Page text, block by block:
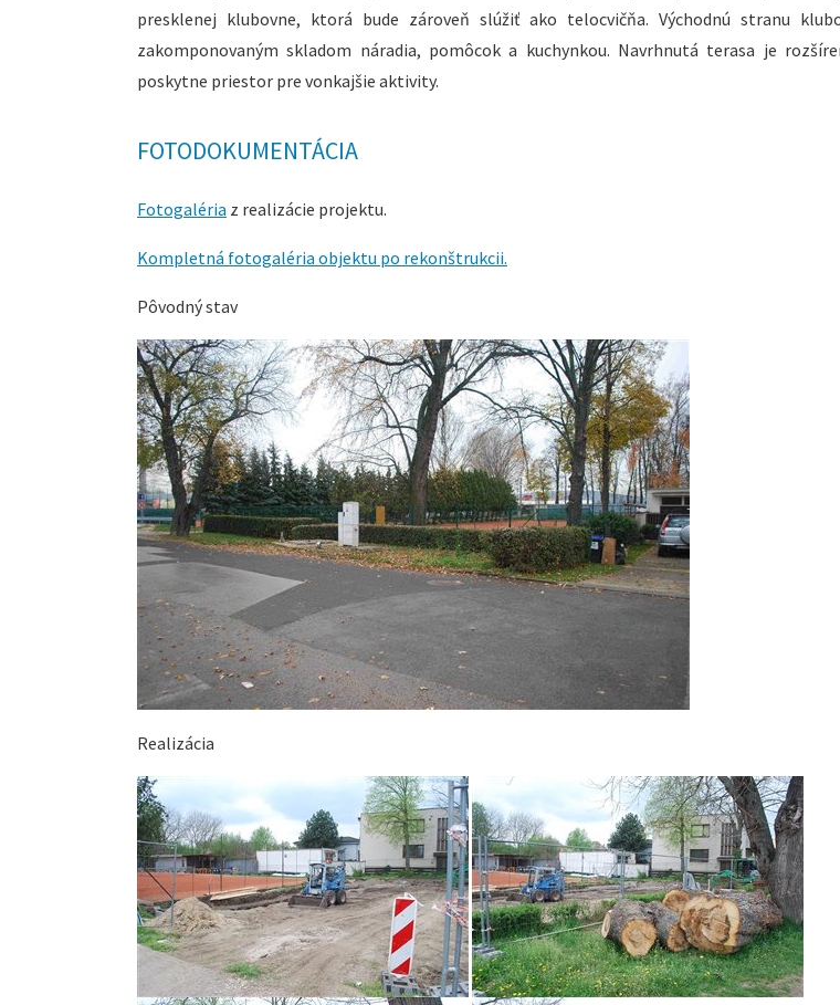
presklenej klubovne, ktorá bude zároveň slúžiť ako telocvičňa. Východnú stranu
zakomponovaným skladom náradia, pomôcok a kuchynkou. Navrhnutá terasa je
poskytne priestor pre vonkajšie aktivity.
FOTODOKUMENTÁCIA
Fotogaléria z realizácie projektu.
Kompletná fotogaléria objektu po rekonštrukcii.
Pôvodný stav
Realizácia